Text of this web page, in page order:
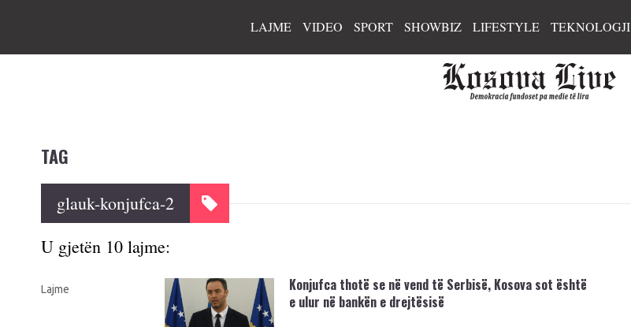
LAJME VIDEO SPORT SHOWBIZ LIFESTYLE TEKNOLOGJI
TAG
glauk-konjufca-2
U gjetën 10 lajme:
Lajme
Konjufca thotë se në vend të Serbisë, Kosova sot është
e ulur në bankën e drejtësisë